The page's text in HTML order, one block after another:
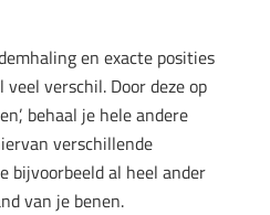
en exacte posities
verschil. Door deze op
behaal je hele andere
verschillende
bijvoorbeeld al heel ander
van je benen.